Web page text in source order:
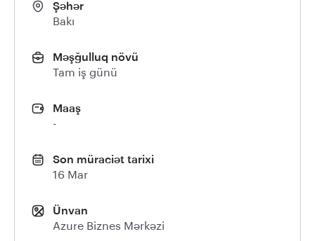
Şəhər
Bakı
Məşğulluq növü
Tam iş günü
Maaş
-
Son müraciət tarixi
16 Mar
Ünvan
Azure Biznes Mərkəzi